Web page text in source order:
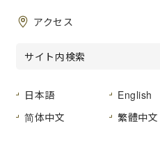
アクセス
日本語
English
简体中文
繁體中文